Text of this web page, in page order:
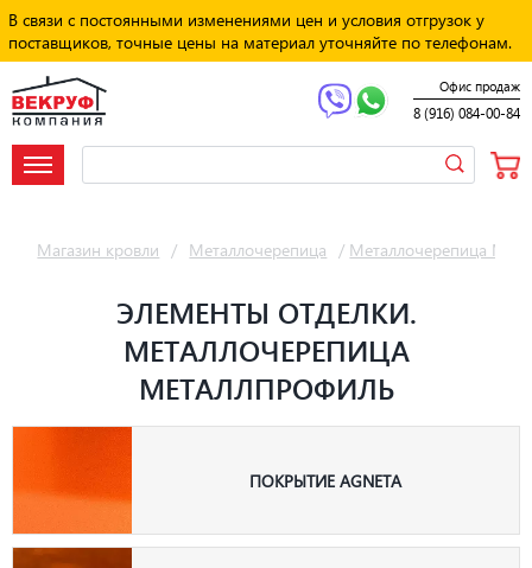
В связи с постоянными изменениями цен и условия отгрузок у
поставщиков, точные цены на материал уточняйте по телефонам.
Офис продаж
8 (916) 084-00-84
Магазин кровли / Металлочерепица / Металлочерепица
ЭЛЕМЕНТЫ ОТДЕЛКИ.
МЕТАЛЛОЧЕРЕПИЦА
МЕТАЛЛПРОФИЛЬ
ПОКРЫТИЕ AGNETA